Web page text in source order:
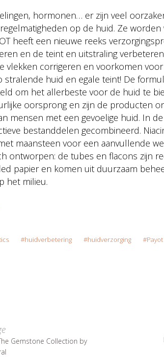
hormonen… er zijn veel
op de huid. Ze
heeft een nieuwe reeks
en de teint en uitstraling
vlekken corrigeren en voorkomen voor
stralende huid en egale teint! De
om het allerbeste voor de huid te
oorsprong en zijn de producten
mensen met een gevoelige huid. In
bestanddelen gecombineerd.
maansteen voor een aanvullende
ontworpen: de tubes en flacons zijn
papier en komen uit duurzaam
het milieu.
huidverbetering huidverzorging Payot
Gemstone Collection by